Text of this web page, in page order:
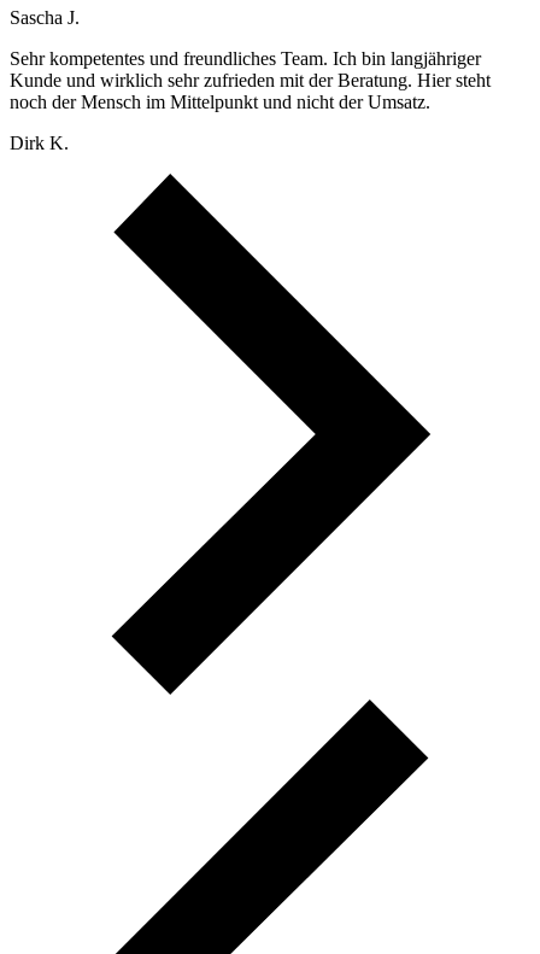
Sascha J.
Sehr kompetentes und freundliches Team. Ich bin langjähriger
Kunde und wirklich sehr zufrieden mit der Beratung. Hier steht
noch der Mensch im Mittelpunkt und nicht der Umsatz.
Dirk K.